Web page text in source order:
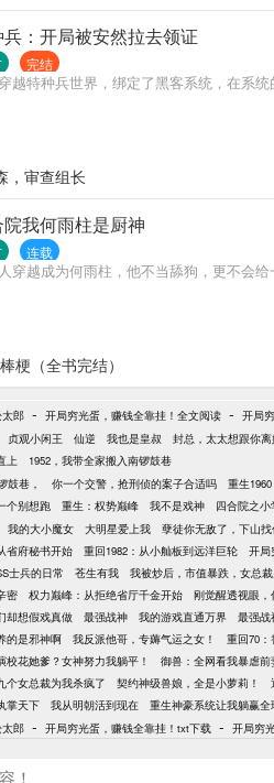
：开局被安然拉去领证
完结
越特种兵世界，绑定了黑客系统，在系
，审查组长
院我何雨柱是厨神
连载
穿越成为何雨柱，他不当舔狗，更不会
梗（全书完结）
郎 - 开局穷光蛋，赚钱全靠挂！全文阅读 - 开局
贞观小闲王 仙逆 我也是皇叔 封总，太太想跟你
上 1952，我带全家搬入南锣鼓巷
鼓巷， 你一个交警，抢刑侦的案子合适吗 重生
个别想跑 重生：权势巅峰 我不是戏神 四合院之小
我的大小魔女 大明星爱上我 孽徒你无敌了，下山
省府秘书开始 重回1982：从小舢板到远洋巨轮 开局
士兵的日常 苍生有我 我被炒后，市值暴跌，女总
密 权力巅峰：从拒绝省厅千金开始 刚觉醒透视眼，
却想假戏真做 最强战神 我的游戏直通万界 最强战
的是邪神啊 我反派他哥，专薅气运之女！ 重回70
校花她爹？女神努力我躺平！ 御兽：全网看我暴虐前
个女总裁为我杀疯了 契约神级兽娘，全是小萝莉！
掌天下 我从明朝活到现在 重生神豪系统让我躺赢全
郎 - 开局穷光蛋，赚钱全靠挂！txt下载 - 开局穷